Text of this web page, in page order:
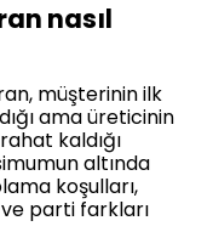
nasıl
müşterinin ilk
ama üreticinin
kaldığı
altında
koşulları,
ve parti farkları